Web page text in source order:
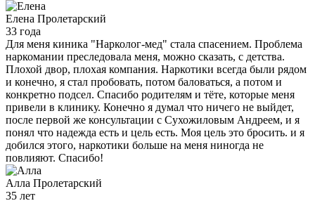
Елена Пролетарский
33 года
Для меня киника "Нарколог-мед" стала спасением. Проблема
наркомании преследовала меня, можно сказать, с детства.
Плохой двор, плохая компания. Наркотики всегда были рядом
и конечно, я стал пробовать, потом баловаться, а потом и
конкретно подсел. Спасибо родителям и тёте, которые меня
привели в клинику. Конечно я думал что ничего не выйдет,
после первой же консультации с Сухожиловым Андреем, и я
понял что надежда есть и цель есть. Моя цель это бросить. и я
добился этого, наркотики больше на меня ниногда не
повлияют. Спасибо!
Алла Пролетарский
35 лет